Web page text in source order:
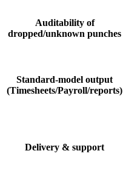
Auditability of
dropped/unknown punches
Standard-model output
(Timesheets/Payroll/reports)
Delivery & support